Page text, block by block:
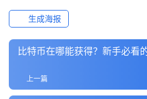
生成海报
比特币在哪能获得？新手必看
上一篇